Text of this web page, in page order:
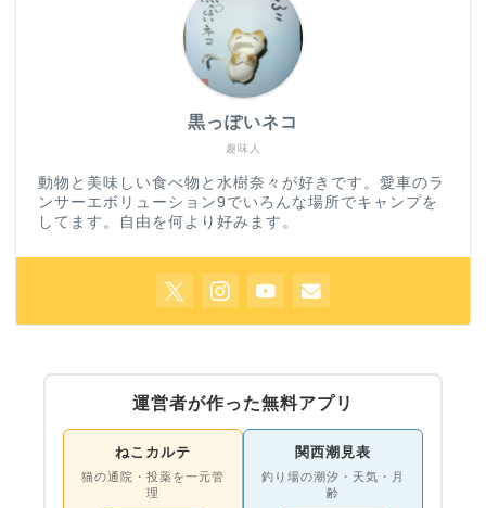
趣味人
黒っぽいネコ
動物と美味しい食べ物と水樹奈々が好きです。愛車のラ
ンサーエボリューション9でいろんな場所でキャンプを
してます。自由を何より好みます。
運営者が作った無料アプリ
ねこカルテ
猫の通院・投薬を一元管
理
関西潮見表
釣り場の潮汐・天気・月
齢